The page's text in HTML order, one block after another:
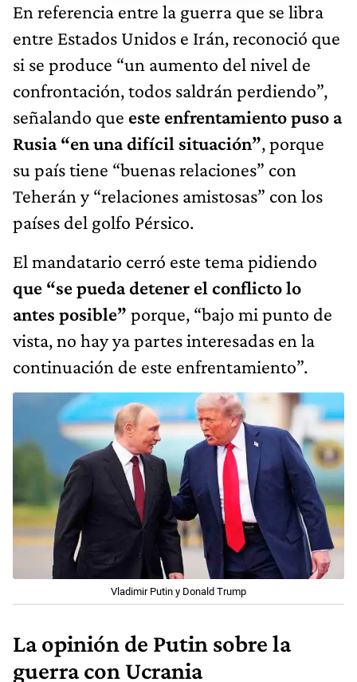
En referencia entre la guerra que se libra
entre Estados Unidos e Irán, reconoció que
si se produce “un aumento del nivel de
confrontación, todos saldrán perdiendo”,
señalando que este enfrentamiento puso a
Rusia “en una difícil situación”, porque
su país tiene “buenas relaciones” con
Teherán y “relaciones amistosas” con los
países del golfo Pérsico.
El mandatario cerró este tema pidiendo
que “se pueda detener el conflicto lo
antes posible” porque, “bajo mi punto de
vista, no hay ya partes interesadas en la
continuación de este enfrentamiento”.
Vladimir Putin y Donald Trump
La opinión de Putin sobre la
guerra con Ucrania